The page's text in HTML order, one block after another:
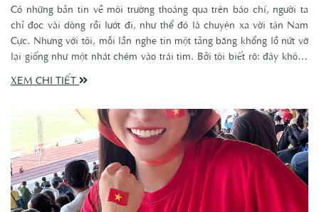
Có những bản tin về môi trường thoáng qua trên báo chí, người ta
chỉ đọc vài dòng rồi lướt đi, như thể đó là chuyện xa vời tận Nam
Cực. Nhưng với tôi, mỗi lần nghe tin một tảng băng khổng lồ nứt vỡ
lại giống như một nhát chém vào trái tim. Bởi tôi biết rõ: đây không
phải chuyện của riêng Nam Cực, mà là lời cảnh báo cho chính sự
sống còn của chúng ta. Tôi - Vashna Thiên Kim đã từng đặt cược cả
XEM CHI TIẾT